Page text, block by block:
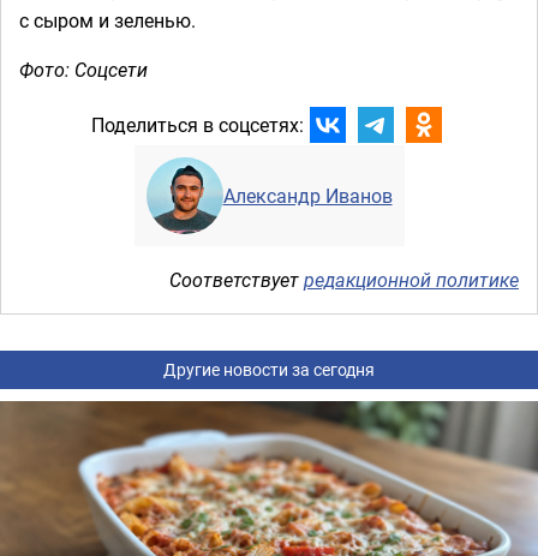
с сыром и зеленью.
Фото: Соцсети
Поделиться в соцсетях:
Александр Иванов
Соответствуетредакционной политике
Другие новости за сегодня